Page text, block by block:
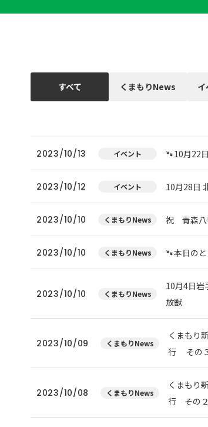
すべて くまもりNews
2023/10/13 イベント 🐾10月22
2023/10/12 イベント 10月28日
2023/10/10 くまもりNews 祝 青森八
2023/10/10 くまもりNews 🐾本日の
2023/10/10 くまもりNews
10月4日
放獣
2023/10/09 くまもりNews
くまもり
行 その
2023/10/08 くまもりNews
くまもり
行 その２